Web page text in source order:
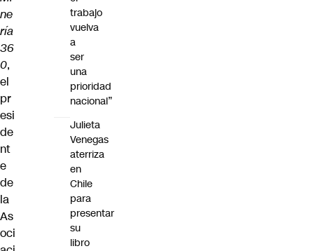
ne
ría
36
0,
el
pr
esi
de
nt
e
de
la
As
oci
trabajo
vuelva
a
ser
una
prioridad
nacional”
Julieta
Venegas
aterriza
en
Chile
para
presentar
su
libro